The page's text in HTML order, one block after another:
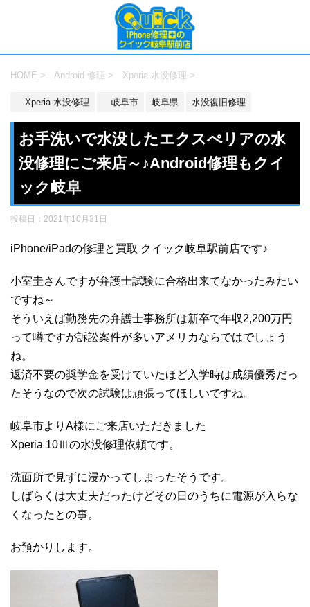
HOME > Android 修理 > Xperia 水没修理 >
Xperia 水没修理 岐阜市 岐阜県 水没復旧修理
お手洗いで水没したエクスぺリアの水
没修理にご来店～♪Android修理もクイ
ック岐阜
投稿日： 2021年10月31日
iPhone/iPadの修理と買取 クイック岐阜駅前店です♪
小室圭さんですが弁護士試験に合格出来てなかったみたい
ですね～
そういえば勤務先の弁護士事務所は新卒で年収2,200万円
って噂ですが訴訟案件が多いアメリカならではでしょう
ね。
返済不要の奨学金を受けていたほど入学時は成績優秀だっ
たそうなので次の試験は頑張ってほしいですね。
岐阜市よりA様にご来店いただきました
Xperia 10Ⅲの水没修理依頼です。
洗面所で見ずに浸かってしまったそうです。
しばらくは大丈夫だったけどその日のうちに電源が入らな
くなったとの事。
お預かりします。